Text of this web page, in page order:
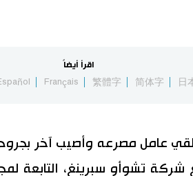
اقرأ أيضاً
日
简体字
繁體字
Français
لقي عامل مصرعه وأصيب آخر
تشوأو سبرينغ، التابعة